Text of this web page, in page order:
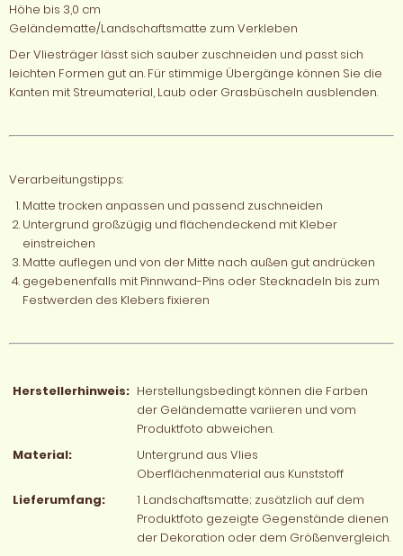
Höhe bis 3,0 cm
Geländematte/Landschaftsmatte zum Verkleben
Der Vliesträger lässt sich sauber zuschneiden und passt sich
leichten Formen gut an. Für stimmige Übergänge können Sie die
Kanten mit Streumaterial, Laub oder Grasbüscheln ausblenden.
Verarbeitungstipps:
Matte trocken anpassen und passend zuschneiden
Untergrund großzügig und flächendeckend mit Kleber
einstreichen
Matte auflegen und von der Mitte nach außen gut andrücken
gegebenenfalls mit Pinnwand-Pins oder Stecknadeln bis zum
Festwerden des Klebers fixieren
Herstellerhinweis: Herstellungsbedingt können die Farben
der Geländematte variieren und vom
Produktfoto abweichen.
Material:
Untergrund aus Vlies
Oberflächenmaterial aus Kunststoff
Lieferumfang:
1 Landschaftsmatte; zusätzlich auf dem
Produktfoto gezeigte Gegenstände dienen
der Dekoration oder dem Größenvergleich.